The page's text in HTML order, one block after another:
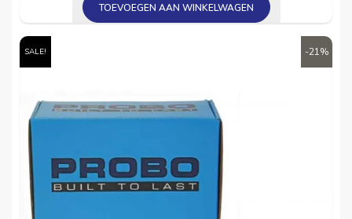
€ 5,95.
€ 4,95.
TOEVOEGEN AAN WINKELWAGEN
-21%
SALE!